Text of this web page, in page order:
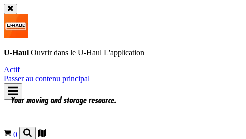
U-Haul Ouvrir dans le U-Haul L'application
Actif
Passer au contenu principal
0